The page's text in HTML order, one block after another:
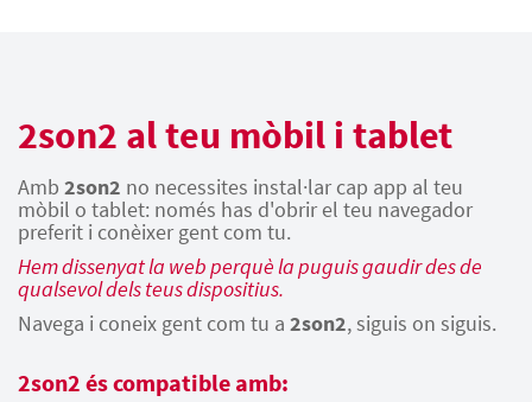
2son2 al teu mòbil i tablet
Amb 2son2 no necessites instal·lar cap app al teu
mòbil o tablet: només has d'obrir el teu navegador
preferit i conèixer gent com tu.
Hem dissenyat la web perquè la puguis gaudir des de
qualsevol dels teus dispositius.
Navega i coneix gent com tu a 2son2, siguis on siguis.
2son2 és compatible amb: